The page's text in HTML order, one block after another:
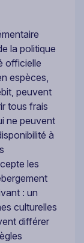
la politique
officielle
espèces,
peuvent
tous frais
ne peuvent
à
les
: un
culturelles
différer